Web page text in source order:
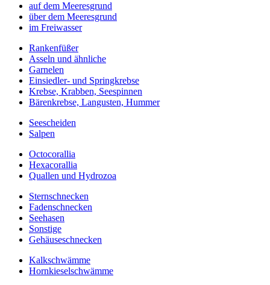
auf dem Meeresgrund
über dem Meeresgrund
im Freiwasser
Rankenfüßer
Asseln und ähnliche
Garnelen
Einsiedler- und Springkrebse
Krebse, Krabben, Seespinnen
Bärenkrebse, Langusten, Hummer
Seescheiden
Salpen
Octocorallia
Hexacorallia
Quallen und Hydrozoa
Sternschnecken
Fadenschnecken
Seehasen
Sonstige
Gehäuseschnecken
Kalkschwämme
Hornkieselschwämme